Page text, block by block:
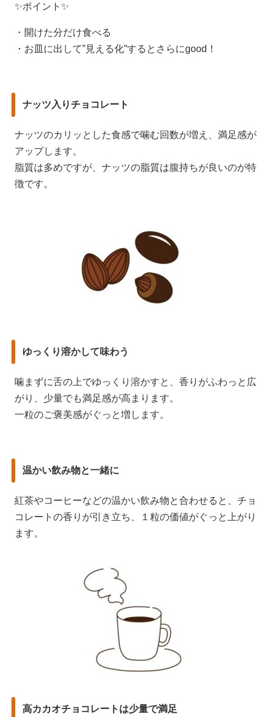
✨ポイント✨
・開けた分だけ食べる
・お皿に出して”見える化”するとさらにgood！
ナッツ入りチョコレート
ナッツのカリッとした食感で噛む回数が増え、満足感が
アップします。
脂質は多めですが、ナッツの脂質は腹持ちが良いのが特
徴です。
ゆっくり溶かして味わう
噛まずに舌の上でゆっくり溶かすと、香りがふわっと広
がり、少量でも満足感が高まります。
一粒のご褒美感がぐっと増します。
温かい飲み物と一緒に
紅茶やコーヒーなどの温かい飲み物と合わせると、チョ
コレートの香りが引き立ち、１粒の価値がぐっと上がり
ます。
高カカオチョコレートは少量で満足